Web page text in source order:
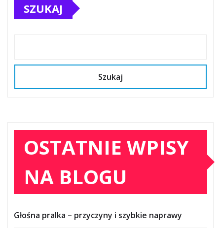
SZUKAJ
Szukaj
OSTATNIE WPISY
NA BLOGU
Głośna pralka – przyczyny i szybkie naprawy